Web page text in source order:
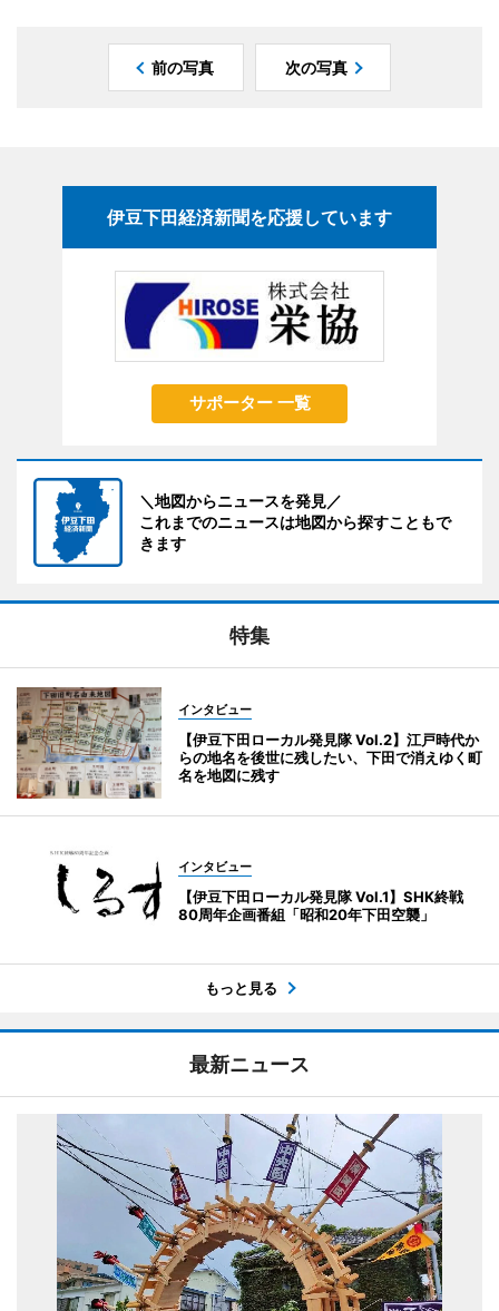
前の写真 次の写真
伊豆下田経済新聞を応援しています
サポーター 一覧
＼地図からニュースを発見／
これまでのニュースは地図から探すこともで
きます
特集
インタビュー
【伊豆下田ローカル発見隊 Vol.2】江戸時代か
らの地名を後世に残したい、下田で消えゆく町
名を地図に残す
インタビュー
【伊豆下田ローカル発見隊 Vol.1】SHK終戦
80周年企画番組「昭和20年下田空襲」
もっと見る
最新ニュース